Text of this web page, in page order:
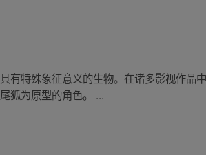
有特殊象征意义的生物。在诸多影视作品
狐为原型的角色。 ...